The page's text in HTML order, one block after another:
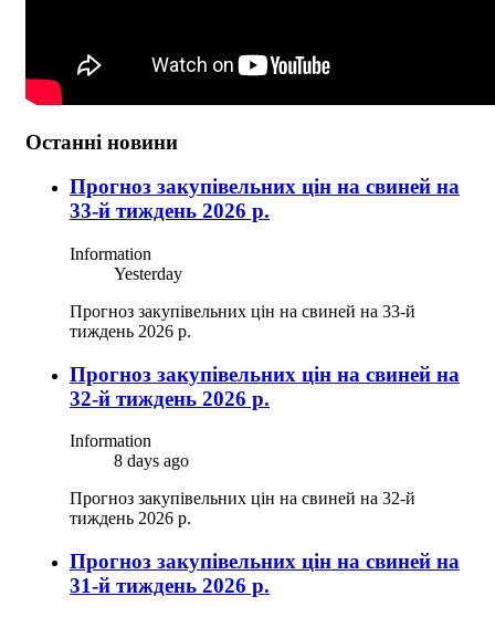
Останні новини
Прогноз закупівельних цін на свиней на
33-й тиждень 2026 р.
Information
Yesterday
Прогноз закупівельних цін на свиней на 33-й
тиждень 2026 р.
Прогноз закупівельних цін на свиней на
32-й тиждень 2026 р.
Information
8 days ago
Прогноз закупівельних цін на свиней на 32-й
тиждень 2026 р.
Прогноз закупівельних цін на свиней на
31-й тиждень 2026 р.